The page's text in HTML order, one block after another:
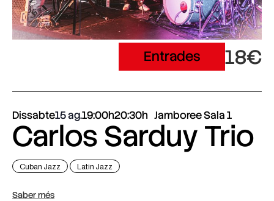
Entrades 18€
Dissabte15 ag.19:00h20:30h Jamboree Sala 1
Carlos Sarduy Trio
Cuban Jazz Latin Jazz
Saber més